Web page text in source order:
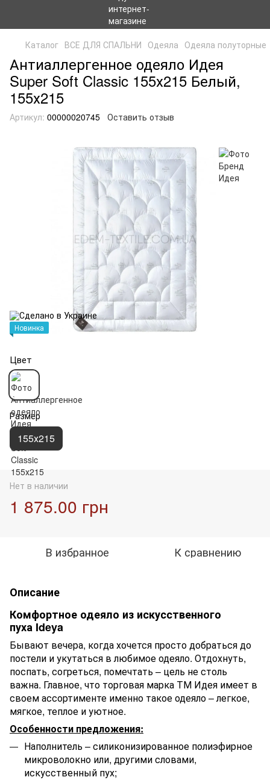
Каталог ВСЕ ДЛЯ СПАЛЬНИ Одеяла Одеяла полуторные
Антиаллергенное одеяло Идея
Super Soft Classic 155х215 Белый,
155х215
Артикул: 00000020745 Оставить отзыв
Новинка
Цвет
Размер
155х215
Нет в наличии
1 875.00 грн
В избранное К сравнению
Описание
Комфортное одеяло из искусственного
пуха Ideya
Бывают вечера, когда хочется просто добраться до
постели и укутаться в любимое одеяло. Отдохнуть,
поспать, согреться, помечтать – цель не столь
важна. Главное, что торговая марка ТМ Идея имеет в
своем ассортименте именно такое одеяло – легкое,
мягкое, теплое и уютное.
Особенности предложения:
Наполнитель – силиконизированное полиэфирное
микроволокно или, другими словами,
искусственный пух;